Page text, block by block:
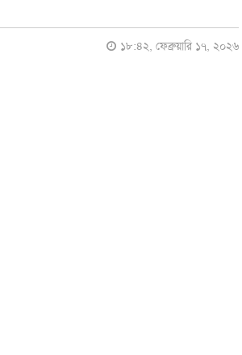
১৮:৪২, ফেব্রুয়ারি ১৭, ২০২৬